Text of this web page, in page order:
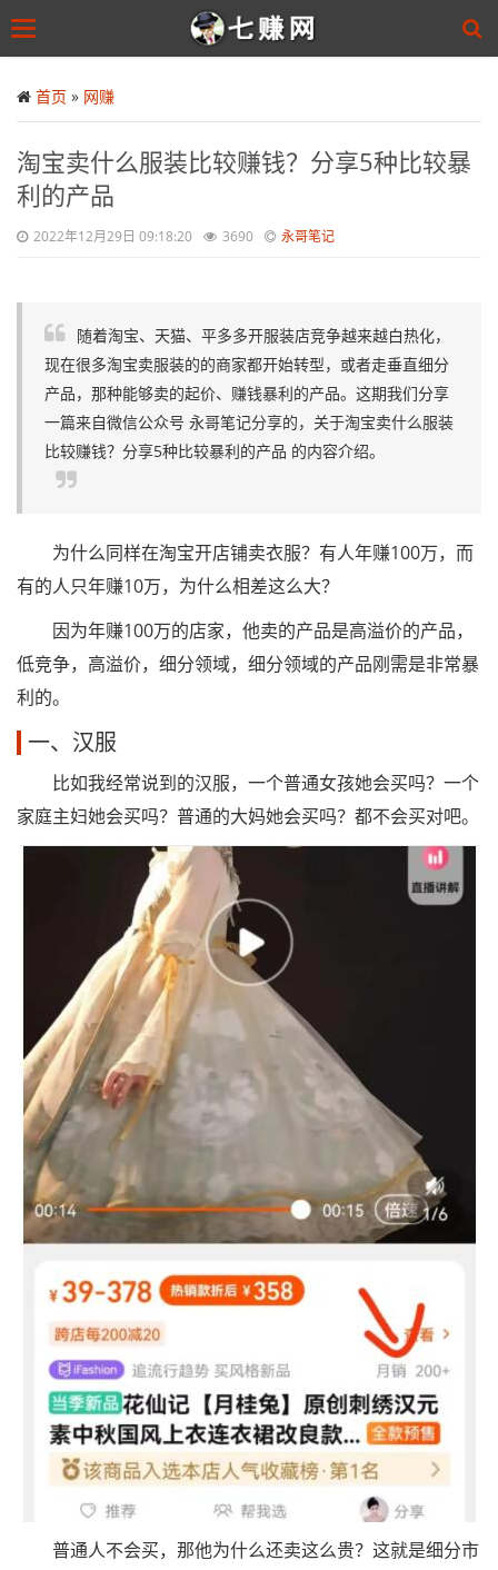
to
main
Toggle
首页 » 网赚
淘宝卖什么服装比较赚钱？分享5种比较暴
利的产品
2022年12月29日 09:18:20 3690 永哥笔记
随着淘宝、天猫、平多多开服装店竞争越来越白热化，
现在很多淘宝卖服装的的商家都开始转型，或者走垂直细分
产品，那种能够卖的起价、赚钱暴利的产品。这期我们分享
一篇来自微信公众号 永哥笔记分享的，关于淘宝卖什么服装
比较赚钱？分享5种比较暴利的产品 的内容介绍。
为什么同样在淘宝开店铺卖衣服？有人年赚100万，而
有的人只年赚10万，为什么相差这么大？
因为年赚100万的店家，他卖的产品是高溢价的产品，
低竞争，高溢价，细分领域，细分领域的产品刚需是非常暴
利的。
一、汉服
比如我经常说到的汉服，一个普通女孩她会买吗？一个
家庭主妇她会买吗？普通的大妈她会买吗？都不会买对吧。
普通人不会买，那他为什么还卖这么贵？这就是细分市